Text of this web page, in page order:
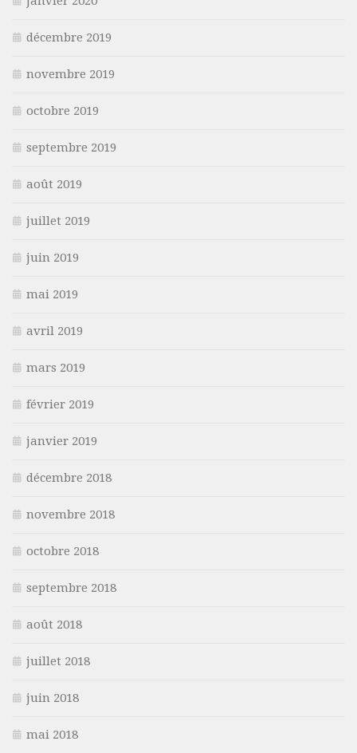
décembre 2019
novembre 2019
octobre 2019
septembre 2019
août 2019
juillet 2019
juin 2019
mai 2019
avril 2019
mars 2019
février 2019
janvier 2019
décembre 2018
novembre 2018
octobre 2018
septembre 2018
août 2018
juillet 2018
juin 2018
mai 2018